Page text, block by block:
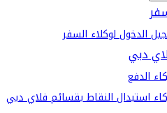
الدخول لوكلاء السفر
دبي
الدفع
استبدال النقاط بقسائم فلاي دبي